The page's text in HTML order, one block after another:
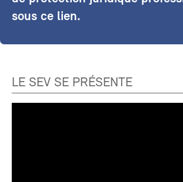
sous ce lien.
LE SEV SE PRÉSENTE